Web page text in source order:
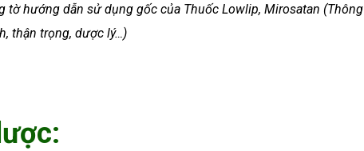
tờ hướng dẫn sử dụng gốc của Thuốc Lowlip, Mirosatan (Thông
thận trọng, dược lý…)